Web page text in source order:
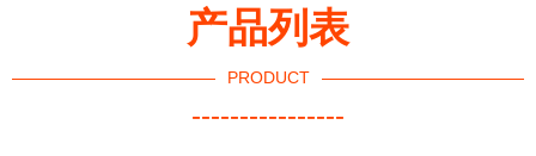
产品列表
PRODUCT
----------------